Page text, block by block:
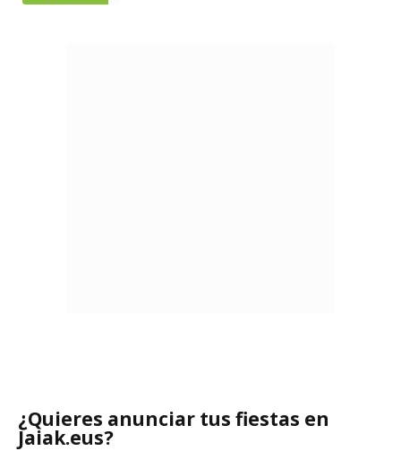
¿Quieres anunciar tus fiestas en
Jaiak.eus?